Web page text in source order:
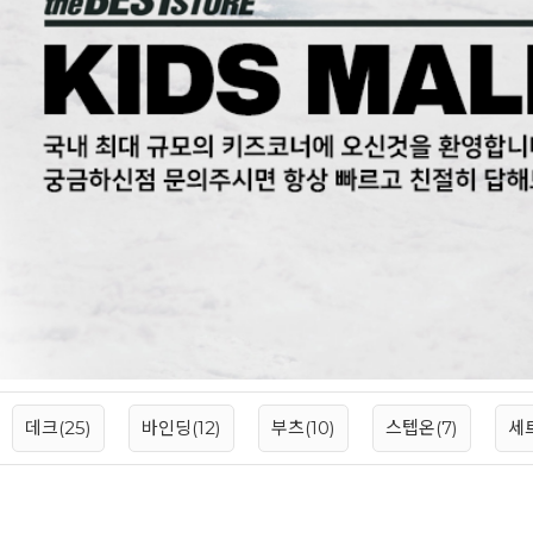
데크(25) 바인딩(12) 부츠(10) 스텝온(7) 세